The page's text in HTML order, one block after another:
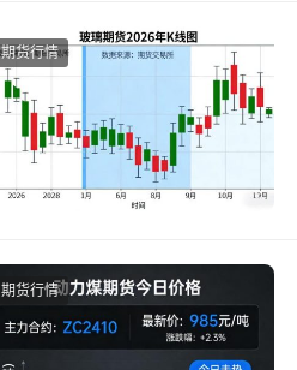
期货行情
期货行情